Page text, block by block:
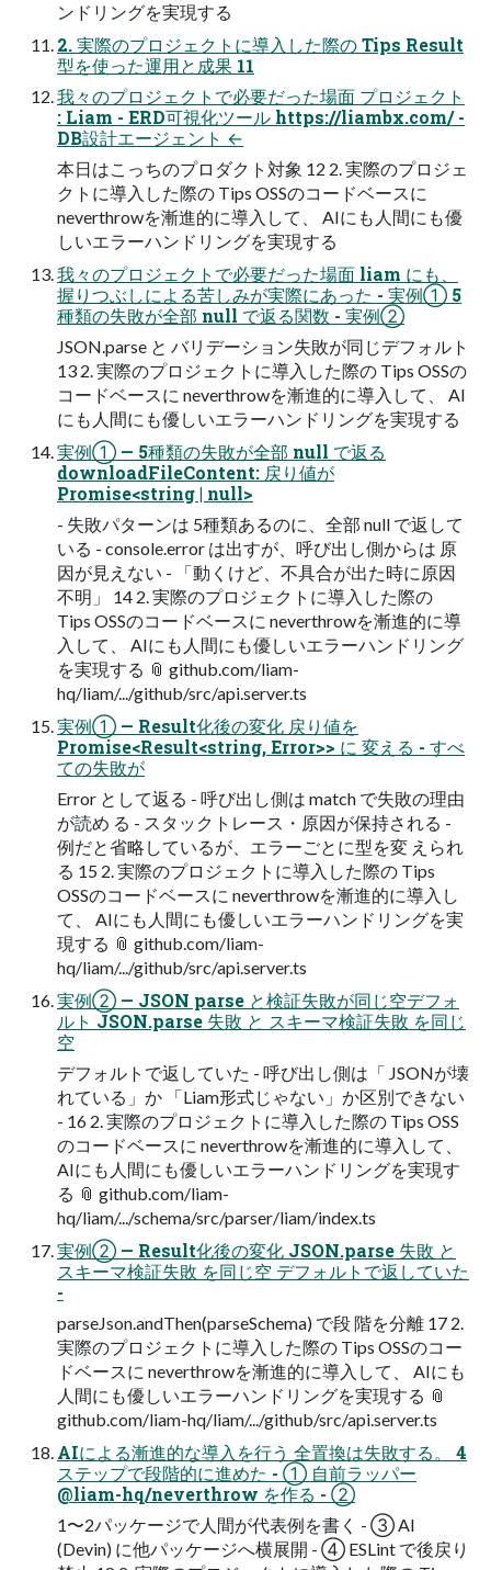
ンドリングを実現する
2. 実際のプロジェクトに導入した際の Tips Result
型を使った運用と成果 11
我々のプロジェクトで必要だった場面 プロジェクト
: Liam - ERD可視化ツール https://liambx.com/ -
DB設計エージェント ←
本日はこっちのプロダクト対象 12 2. 実際のプロジェ
クトに導入した際の Tips OSSのコードベースに
neverthrowを漸進的に導入して、 AIにも人間にも優
しいエラーハンドリングを実現する
我々のプロジェクトで必要だった場面 liam にも、
握りつぶしによる苦しみが実際にあった - 実例① 5
種類の失敗が全部 null で返る関数 - 実例②
JSON.parse と バリデーション失敗が同じデフォルト
13 2. 実際のプロジェクトに導入した際の Tips OSSの
コードベースに neverthrowを漸進的に導入して、 AI
にも人間にも優しいエラーハンドリングを実現する
実例① — 5種類の失敗が全部 null で返る
downloadFileContent: 戻り値が
Promise<string | null>
- 失敗パターンは 5種類あるのに、全部 null で返して
いる - console.error は出すが、呼び出し側からは 原
因が見えない - 「動くけど、不具合が出た時に原因
不明」 14 2. 実際のプロジェクトに導入した際の
Tips OSSのコードベースに neverthrowを漸進的に導
入して、 AIにも人間にも優しいエラーハンドリング
を実現する 📎 github.com/liam-
hq/liam/.../github/src/api.server.ts
実例① — Result化後の変化 戻り値を
Promise<Result<string, Error>> に 変える - すべ
ての失敗が
Error として返る - 呼び出し側は match で失敗の理由
が読め る - スタックトレース・原因が保持される -
例だと省略しているが、エラーごとに型を変 えられ
る 15 2. 実際のプロジェクトに導入した際の Tips
OSSのコードベースに neverthrowを漸進的に導入し
て、 AIにも人間にも優しいエラーハンドリングを実
現する 📎 github.com/liam-
hq/liam/.../github/src/api.server.ts
実例② — JSON parse と検証失敗が同じ空デフォ
ルト JSON.parse 失敗 と スキーマ検証失敗 を同じ
空
デフォルトで返していた - 呼び出し側は「 JSONが壊
れている」か 「Liam形式じゃない」か区別できない
- 16 2. 実際のプロジェクトに導入した際の Tips OSS
のコードベースに neverthrowを漸進的に導入して、
AIにも人間にも優しいエラーハンドリングを実現す
る 📎 github.com/liam-
hq/liam/.../schema/src/parser/liam/index.ts
実例② — Result化後の変化 JSON.parse 失敗 と
スキーマ検証失敗 を同じ空 デフォルトで返していた
-
parseJson.andThen(parseSchema) で段 階を分離 17 2.
実際のプロジェクトに導入した際の Tips OSSのコー
ドベースに neverthrowを漸進的に導入して、 AIにも
人間にも優しいエラーハンドリングを実現する 📎
github.com/liam-hq/liam/.../github/src/api.server.ts
AIによる漸進的な導入を行う 全置換は失敗する。 4
ステップで段階的に進めた - ① 自前ラッパー
@liam-hq/neverthrow を作る - ②
1〜2パッケージで人間が代表例を書く - ③ AI
(Devin) に他パッケージへ横展開 - ④ ESLint で後戻り